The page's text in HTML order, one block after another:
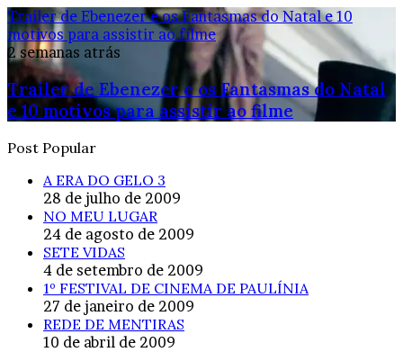
Trailer de Ebenezer e os Fantasmas do Natal e 10
motivos para assistir ao filme
2 semanas atrás
Trailer de Ebenezer e os Fantasmas do Natal
e 10 motivos para assistir ao filme
Post Popular
A ERA DO GELO 3
28 de julho de 2009
NO MEU LUGAR
24 de agosto de 2009
SETE VIDAS
4 de setembro de 2009
1º FESTIVAL DE CINEMA DE PAULÍNIA
27 de janeiro de 2009
REDE DE MENTIRAS
10 de abril de 2009